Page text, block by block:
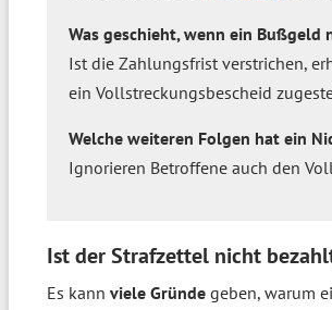
Was geschieht, wenn ein Bußgeld
Ist die Zahlungsfrist verstrichen,
ein Vollstreckungsbescheid
Welche weiteren Folgen hat ein
Ignorieren Betroffene auch den
Ist der Strafzettel nicht
Es kann viele Gründe geben, warum